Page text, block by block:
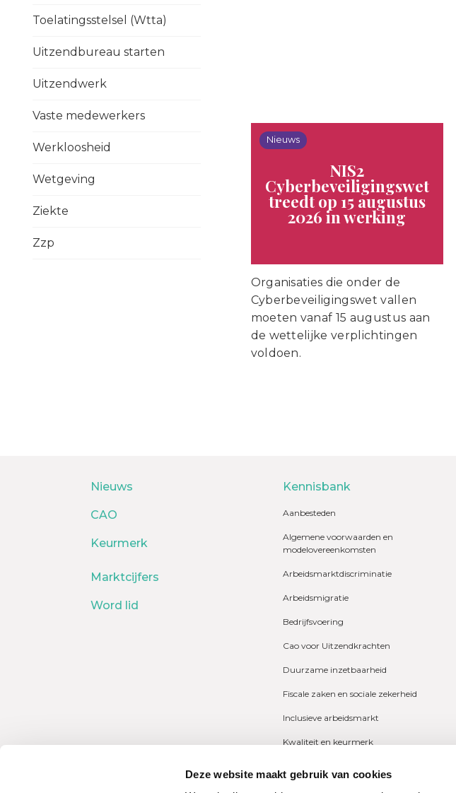
Deze website maakt gebruik van cookies
Toelatingsstelsel (Wtta)
Uitzendbureau starten
Uitzendwerk
Vaste medewerkers
Werkloosheid
Wetgeving
Ziekte
Zzp
Nieuws
NIS2
Cyberbeveiligingswet
treedt op 15 augustus
2026 in werking
Organisaties die onder de
Cyberbeveiligingswet vallen
moeten vanaf 15 augustus aan
de wettelijke verplichtingen
voldoen.
Nieuws
CAO
Keurmerk
Marktcijfers
Word lid
Kennisbank
Aanbesteden
Algemene voorwaarden en
modelovereenkomsten
Arbeidsmarktdiscriminatie
Arbeidsmigratie
Bedrijfsvoering
Cao voor Uitzendkrachten
Duurzame inzetbaarheid
Fiscale zaken en sociale zekerheid
Inclusieve arbeidsmarkt
Kwaliteit en keurmerk